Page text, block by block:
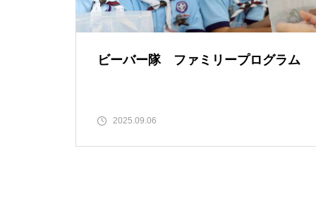
ビーバー隊 ファミリープログラム
2025.09.06